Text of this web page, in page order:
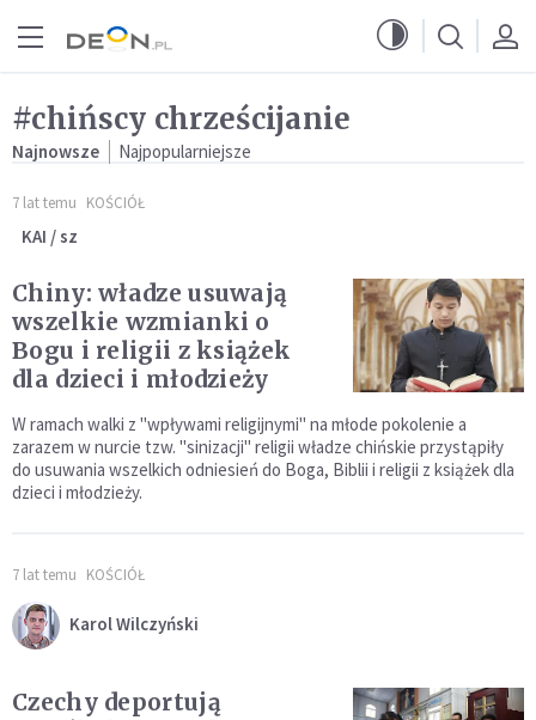
#chińscy chrześcijanie
Najnowsze Najpopularniejsze
7 lat temu KOŚCIÓŁ
KAI / sz
Chiny: władze usuwają
wszelkie wzmianki o
Bogu i religii z książek
dla dzieci i młodzieży
W ramach walki z "wpływami religijnymi" na młode pokolenie a
zarazem w nurcie tzw. "sinizacji" religii władze chińskie przystąpiły
do usuwania wszelkich odniesień do Boga, Biblii i religii z książek dla
dzieci i młodzieży.
7 lat temu KOŚCIÓŁ
Karol Wilczyński
Czechy deportują